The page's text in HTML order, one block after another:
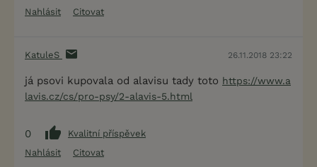
Nahlásit
Citovat
KatuleS 26.11.2018 23:22
já psovi kupovala od alavisu tady toto https://www.a
lavis.cz/cs/pro-psy/2-alavis-5.html
0
Kvalitní příspěvek
Nahlásit
Citovat